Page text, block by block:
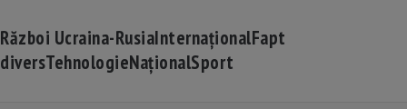
Război Ucraina-RusiaInternaționalFapt
diversTehnologieNaționalSport